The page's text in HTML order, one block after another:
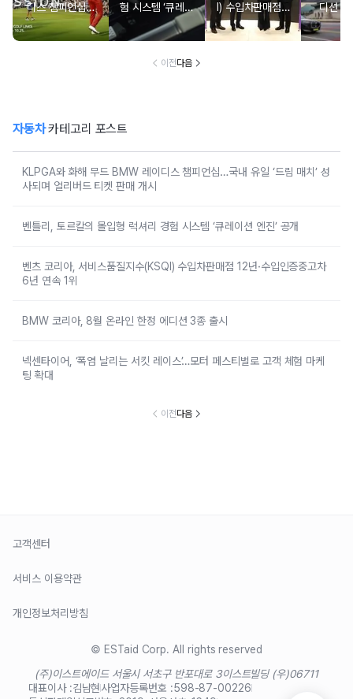
디스 챔피언십…
국내 유일 ‘드림
매치’ 성사되며 얼
험 시스템 ‘큐레이
션 엔진’ 공개
I) 수입차판매점 1
2년·수입인증중고
차 6년 연속 1위
디션 3
이전다음
자동차카테고리 포스트
KLPGA와 화해 무드 BMW 레이디스 챔피언십…국내 유일 ‘드림 매치’ 성
사되며 얼리버드 티켓 판매 개시
벤틀리, 토르칼의 몰입형 럭셔리 경험 시스템 ‘큐레이션 엔진’ 공개
벤츠 코리아, 서비스품질지수(KSQI) 수입차판매점 12년·수입인증중고차
6년 연속 1위
BMW 코리아, 8월 온라인 한정 에디션 3종 출시
넥센타이어, ‘폭염 날리는 서킷 레이스’…모터 페스티벌로 고객 체험 마케
팅 확대
이전다음
고객센터
서비스 이용약관
개인정보처리방침
© ESTaid Corp. All rights reserved
(주)이스트에이드 서울시 서초구 반포대로 3이스트빌딩 (우)06711
대표이사 :김남현사업자등록번호 :598-87-00226